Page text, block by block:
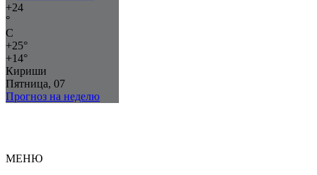
+24
°
C
+25°
+14°
Кириши
Пятница, 07
Прогноз на неделю
МЕНЮ